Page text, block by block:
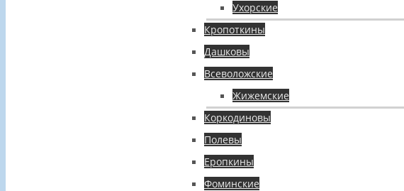
Ухорские
Кропоткины
Дашковы
Всеволожские
Жижемские
Коркодиновы
Полевы
Еропкины
Фоминские